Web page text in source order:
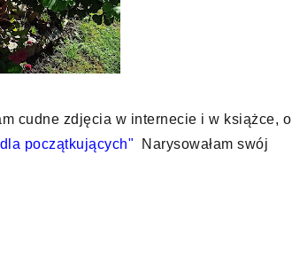
cudne zdjęcia w internecie i w książce, o
początkujących"
  Narysowałam swój